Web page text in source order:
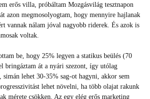
erős villa, próbáltam Mozgásvilág tesztnapon
azon megmosolyogtam, hogy mennyire hajlanak
vannak nálam jóval nagyobb riderek. És azok is
voltak.
be, hogy 25% legyen a statikus beülés (70
bringáztam át a nyári szezont, így utólag
lehet 30-35% sag-ot hagyni, akkor sem
lehet növelni, ha több olajat rakunk
mérete csökken. Az egy elég erős marketing